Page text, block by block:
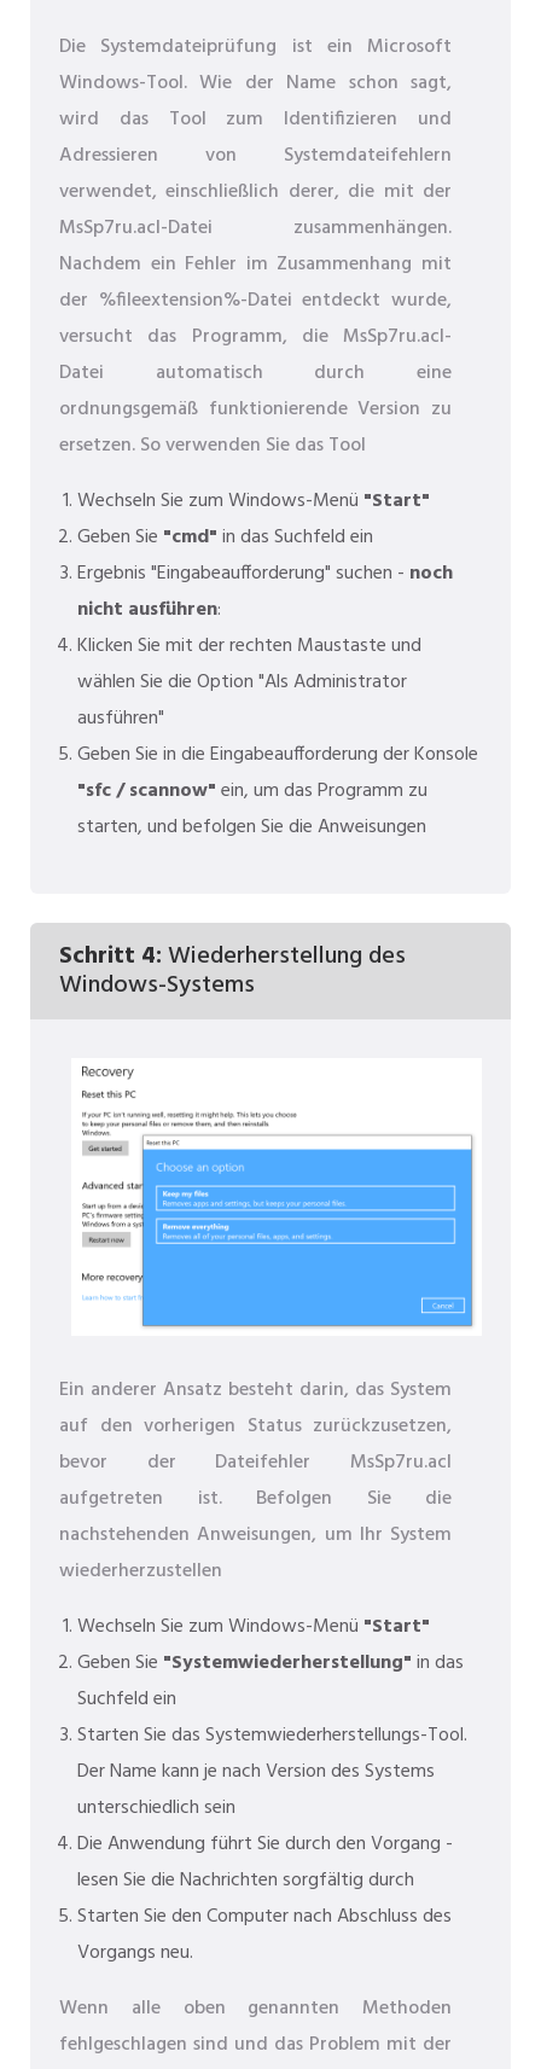
Die Systemdateiprüfung ist ein Microsoft
Windows-Tool. Wie der Name schon sagt,
wird das Tool zum Identifizieren und
Adressieren von Systemdateifehlern
verwendet, einschließlich derer, die mit der
MsSp7ru.acl-Datei zusammenhängen.
Nachdem ein Fehler im Zusammenhang mit
der %fileextension%-Datei entdeckt wurde,
versucht das Programm, die MsSp7ru.acl-
Datei automatisch durch eine
ordnungsgemäß funktionierende Version zu
ersetzen. So verwenden Sie das Tool
Wechseln Sie zum Windows-Menü "Start"
Geben Sie "cmd"in das Suchfeld ein
Ergebnis "Eingabeaufforderung" suchen - noch
nicht ausführen:
Klicken Sie mit der rechten Maustaste und
wählen Sie die Option "Als Administrator
ausführen"
Geben Sie in die Eingabeaufforderung der Konsole
"sfc / scannow"ein, um das Programm zu
starten, und befolgen Sie die Anweisungen
Schritt 4:Wiederherstellung des
Windows-Systems
Ein anderer Ansatz besteht darin, das System
auf den vorherigen Status zurückzusetzen,
bevor der Dateifehler MsSp7ru.acl
aufgetreten ist. Befolgen Sie die
nachstehenden Anweisungen, um Ihr System
wiederherzustellen
Wechseln Sie zum Windows-Menü "Start"
Geben Sie "Systemwiederherstellung"in das
Suchfeld ein
Starten Sie das Systemwiederherstellungs-Tool.
Der Name kann je nach Version des Systems
unterschiedlich sein
Die Anwendung führt Sie durch den Vorgang -
lesen Sie die Nachrichten sorgfältig durch
Starten Sie den Computer nach Abschluss des
Vorgangs neu.
Wenn alle oben genannten Methoden
fehlgeschlagen sind und das Problem mit der